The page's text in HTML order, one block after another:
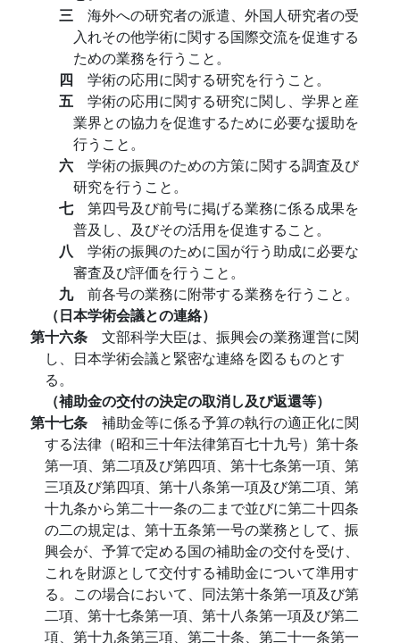
三 海外への研究者の派遣、外国人研究者の受
入れその他学術に関する国際交流を促進する
ための業務を行うこと。
四 学術の応用に関する研究を行うこと。
五 学術の応用に関する研究に関し、学界と産
業界との協力を促進するために必要な援助を
行うこと。
六 学術の振興のための方策に関する調査及び
研究を行うこと。
七 第四号及び前号に掲げる業務に係る成果を
普及し、及びその活用を促進すること。
八 学術の振興のために国が行う助成に必要な
審査及び評価を行うこと。
九 前各号の業務に附帯する業務を行うこと。
（日本学術会議との連絡）
第十六条 文部科学大臣は、振興会の業務運営に関
し、日本学術会議と緊密な連絡を図るものとす
る。
（補助金の交付の決定の取消し及び返還等）
第十七条 補助金等に係る予算の執行の適正化に関
する法律（昭和三十年法律第百七十九号）第十条
第一項、第二項及び第四項、第十七条第一項、第
三項及び第四項、第十八条第一項及び第二項、第
十九条から第二十一条の二まで並びに第二十四条
の二の規定は、第十五条第一号の業務として、振
興会が、予算で定める国の補助金の交付を受け、
これを財源として交付する補助金について準用す
る。この場合において、同法第十条第一項及び第
二項、第十七条第一項、第十八条第一項及び第二
項、第十九条第三項、第二十条、第二十一条第一